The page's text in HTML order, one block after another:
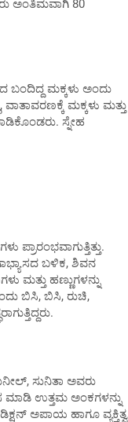
ಅಂತಿಮವಾಗಿ 80
ಬಂದಿದ್ದ ಮಕ್ಕಳು ಅಂದು
ಮಕ್ಕಳು ಮತ್ತು
ಸ್ನೇಹ
ಬಳಿಕ, ಶಿವನ
ಮತ್ತು ಹಣ್ಣುಗಳನ್ನು
ಬಿಸಿ, ಬಿಸಿ, ರುಚಿ,
ಸುನಿತಾ ಅವರು
ಮಾಡಿ ಉತ್ತಮ ಅಂಕಗಳನ್ನು
ಅಪಾಯ ಹಾಗೂ ವ್ಯಕ್ತಿತ್ವ